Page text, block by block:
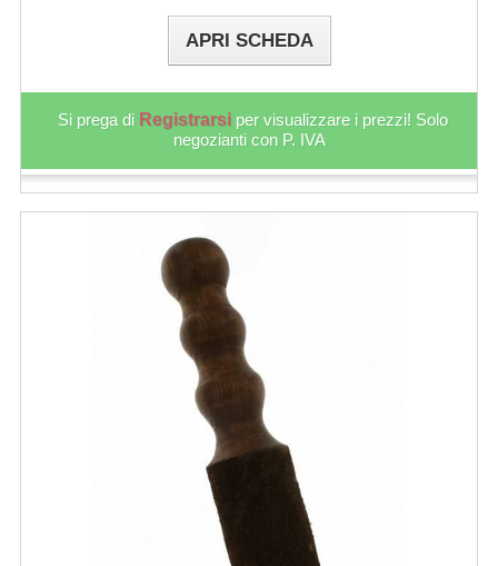
APRI SCHEDA
Si prega di Registrarsi per visualizzare i prezzi! Solo
negozianti con P. IVA